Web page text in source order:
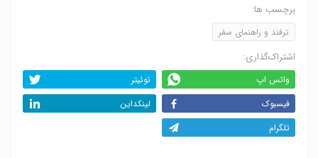
برچسب ها:
ترفند و راهنمای سفر
اشتراک‌گذاری:
واتس اپ
توئیتر
فیسبوک
لینکداین
تلگرام